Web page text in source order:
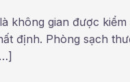
không gian được
định. Phòng sạch